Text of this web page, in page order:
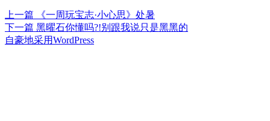
文
章
上一篇
上
篇
文
《一周玩宝志·小心思》处暑
下一篇 下
篇
黑曜石你懂吗?!别跟我说只是黑黑的
自豪地采用WordPress